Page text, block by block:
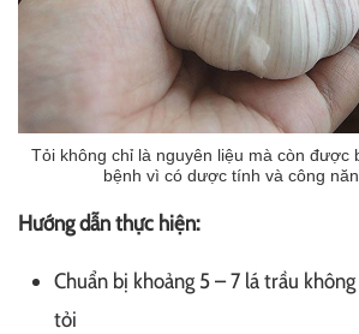
Tỏi không chỉ là nguyên liệu mà còn được
bệnh vì có dược tính và công
Hướng dẫn thực hiện:
Chuẩn bị khoảng 5 – 7 lá trầu
tỏi